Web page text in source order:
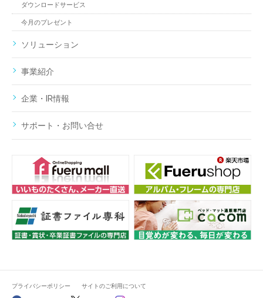
ダウンロードサービス
今月のプレゼント
ソリューション
事業紹介
企業・IR情報
サポート・お問い合せ
プライバシーポリシー サイトのご利用について